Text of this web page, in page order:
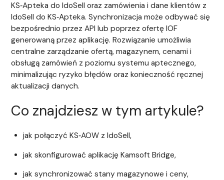
KS‑Apteka do IdoSell oraz zamówienia i dane klientów z
IdoSell do KS‑Apteka. Synchronizacja może odbywać się
bezpośrednio przez API lub poprzez ofertę IOF
generowaną przez aplikację. Rozwiązanie umożliwia
centralne zarządzanie ofertą, magazynem, cenami i
obsługą zamówień z poziomu systemu aptecznego,
minimalizując ryzyko błędów oraz konieczność ręcznej
aktualizacji danych.
Co znajdziesz w tym artykule?
jak połączyć KS‑AOW z IdoSell,
jak skonfigurować aplikację Kamsoft Bridge,
jak synchronizować stany magazynowe i ceny,